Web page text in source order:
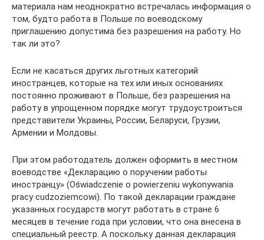
материала нам неоднократно встречалась информация о
том, будто работа в Польше по воеводскому
приглашению допустима без разрешения на работу. Но
так ли это?
Если не касаться других льготных категорий
иностранцев, которые на тех или иных основаниях
постоянно проживают в Польше, без разрешения на
работу в упрощенном порядке могут трудоустроиться
представители Украины, России, Беларуси, Грузии,
Армении и Молдовы.
При этом работодатель должен оформить в местном
воеводстве «Декларацию о поручении работы
иностранцу» (Oświadczenie o powierzeniu wykonywania
pracy cudzoziemcowi). По такой декларации граждане
указанных государств могут работать в стране 6
месяцев в течение года при условии, что она внесена в
специальный реестр. А поскольку данная декларация